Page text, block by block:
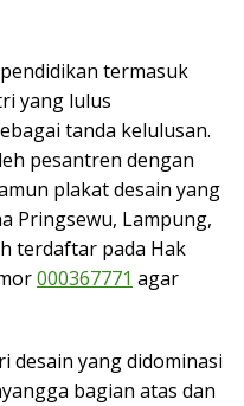
termasuk
yang lulus
tanda kelulusan.
pesantren dengan
plakat desain yang
Pringsewu, Lampung,
terdaftar pada Hak
000367771 agar
desain yang didominasi
bagian atas dan